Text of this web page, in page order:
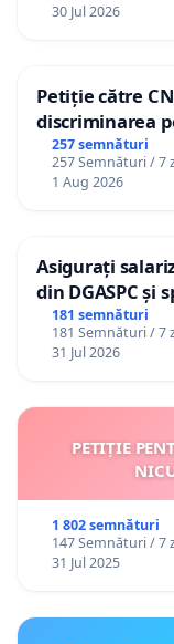
30 Jul 2026
Petiție către
discriminarea
către
257 semnături
257 Semnături / 7
1 Aug 2026
Asigurați
din DGASPC și
181 semnături
181 Semnături / 7
31 Jul 2026
PETIȚIE
1 802 semnături
147 Semnături / 7
31 Jul 2025